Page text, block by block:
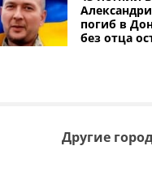
погиб в
без отца
Другие